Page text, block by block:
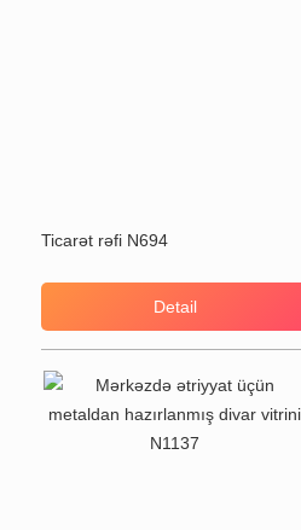
Ticarət rəfi N694
Detail